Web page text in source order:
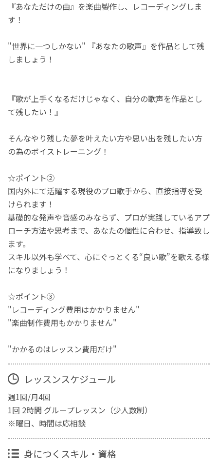
『あなただけの曲』を楽曲製作し、レコーディングしま
す！
"世界に一つしかない" 『あなたの歌声』を作品として残
しましょう！
『歌が上手くなるだけじゃなく、自分の歌声を作品とし
て残したい！』
そんなやり残した夢を叶えたい方や思い出を残したい方
の為のボイストレーニング！
☆ポイント②
国内外にて活躍する現役のプロ歌手から、直接指導を受
けられます！
基礎的な発声や音感のみならず、プロが実践しているアプ
ローチ方法や思考まで、あなたの個性に合わせ、指導致し
ます。
スキル以外も学べて、心にぐっとくる“良い歌”を歌える様
になりましょう！
☆ポイント③
"レコーディング費用はかかりません"
"楽曲制作費用もかかりません"
"かかるのはレッスン費用だけ"
レッスンスケジュール
週1回/月4回
1回 2時間 グループレッスン（少人数制）
※曜日、時間は応相談
身につくスキル・資格